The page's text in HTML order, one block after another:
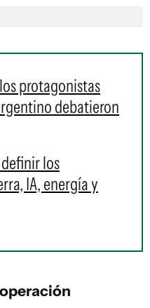
protagonistas
debatieron
definir los
IA, energía y